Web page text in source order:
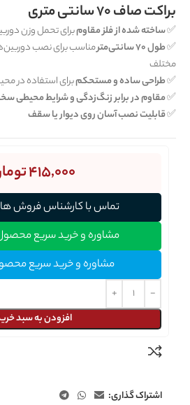
براکت صاف 70 سانتی متری
✅ساخته شده از فلز مقاومبرای تحمل وزن
✅طول 70 سانتی‌متر
مناسب برای نصب
مختلف
✅طراحی ساده و مستحکمبرای استفاده در
✅مقاوم در برابر زنگ‌زدگی و شرایط محیطی
✅قابلیت نصب آسان روی دیوار یا سقف
415,000
تماس با کارشناس فروش
مشاوره و خرید سریع
مشاوره و خرید سریع
افزودن به سبد
اشتراک گذاری: